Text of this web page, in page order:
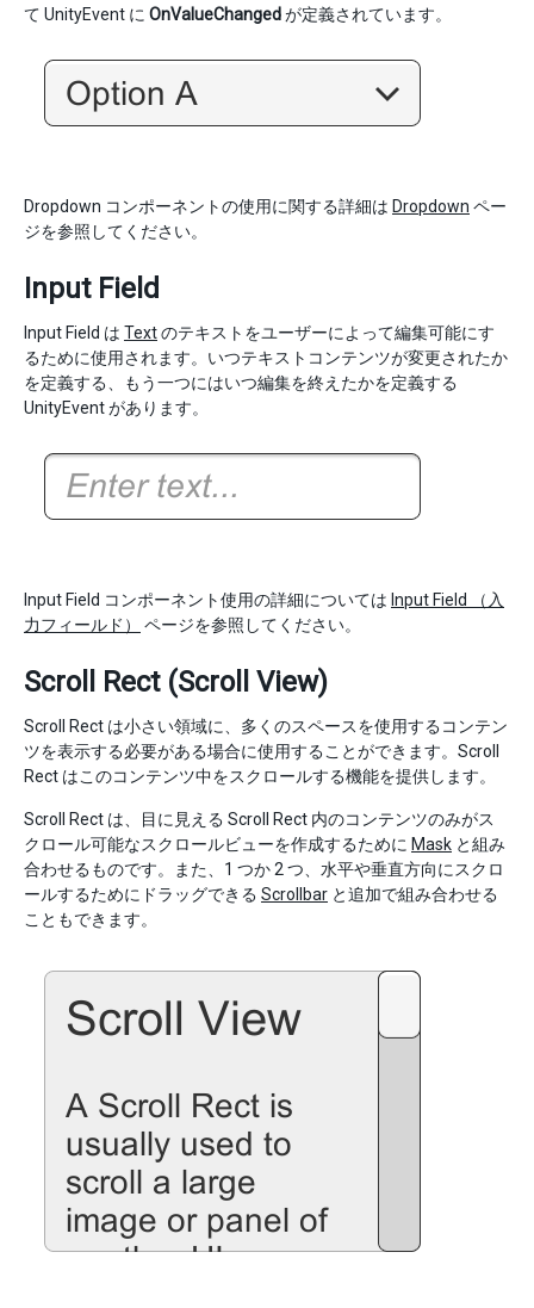
て UnityEvent に OnValueChangedが定義されています。
Dropdown コンポーネントの使用に関する詳細は Dropdown ペー
ジを参照してください。
Input Field
Input Field は Textのテキストをユーザーによって編集可能にす
るために使用されます。いつテキストコンテンツが変更されたか
を定義する、もう一つにはいつ編集を終えたかを定義する
UnityEvent があります。
Input Field コンポーネント使用の詳細については Input Field （入
力フィールド）
ページを参照してください。
Scroll Rect (Scroll View)
Scroll Rect は小さい領域に、多くのスペースを使用するコンテン
ツを表示する必要がある場合に使用することができます。Scroll
Rect はこのコンテンツ中をスクロールする機能を提供します。
Scroll Rect は、目に見える Scroll Rect 内のコンテンツのみがス
クロール可能なスクロールビューを作成するために Mask と組み
合わせるものです。また、1 つか 2 つ、水平や垂直方向にスクロ
ールするためにドラッグできる Scrollbar と追加で組み合わせる
こともできます。